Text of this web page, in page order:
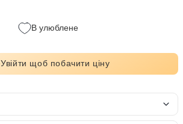
В улюблене
Увійти щоб побачити ціну